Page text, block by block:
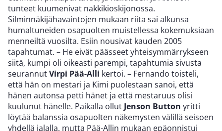
tunteet kuumenivat nakkikioskijonossa.
Silminnäkijähavaintojen mukaan riita sai alkunsa
humaltuneiden osapuolten muistellessa kokemuksiaan
menneiltä vuosilta. Esiin nousivat kauden 2005
tapahtumat. – He eivät päässeet yhteisymmärrykseen
siitä, kumpi oli oikeasti parempi, tapahtumia sivusta
seurannutVirpi Pää-Alli kertoi. – Fernando toisteli,
että hän on mestari ja Kimi puolestaan sanoi, että
hänen autonsa petti hänet ja että mestaruus olisi
kuulunut hänelle. Paikalla ollut Jenson Button yritti
löytää balanssia osapuolten näkemysten välillä seisoen
yhdellä jalalla, mutta Pää-Allin mukaan epäonnistui